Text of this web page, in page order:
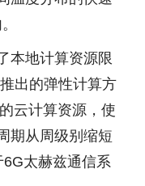
本地计算资源限
出的弹性计算方
云计算资源，使
期从周级别缩短
太赫兹通信系